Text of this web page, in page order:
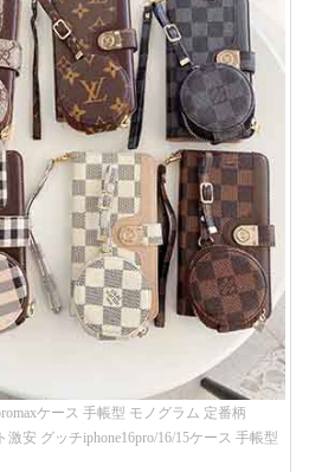
ケース 手帳型 モノグラム 定番柄
激安 グッチiphone16pro/16/15ケース 手帳型
ド Galaxy S25/S24/S23手帳カバー おすす